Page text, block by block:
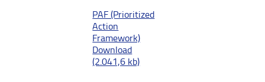
PAF (Prioritized
Action
Framework)
Download
(2.041,6 kb)